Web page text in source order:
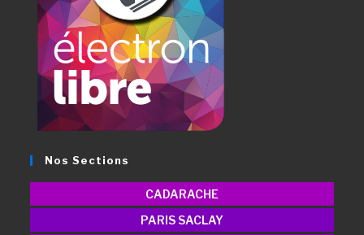
Nos Sections
CADARACHE
PARIS SACLAY